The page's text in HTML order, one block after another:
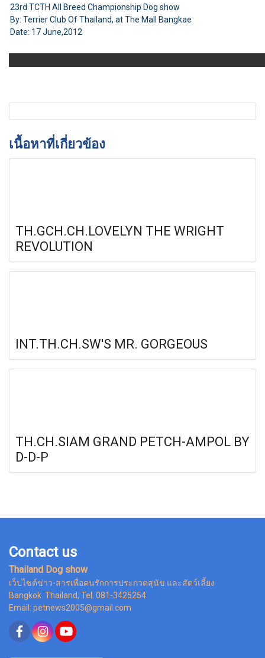
23rd TCTH All Breed Championship Dog show
By: Terrier Club Of Thailand, at The Mall Bangkae
Date: 17 June,2012
เนื้อหาที่เกี่ยวข้อง
TH.GCH.CH.LOVELYN THE WRIGHT
REVOLUTION
INT.TH.CH.SW'S MR. GORGEOUS
TH.CH.SIAM GRAND PETCH-AMPOL BY
D-D-P
Contact us
Thailand Dog show
เว็ปไซต์ข่าว-สารเพื่อคนรักการประกวดสุนัข และสัตว์เลี้ยง
Bangkok Thailand, Tel. 081-3425254
Email: petnews2005@gmail.com